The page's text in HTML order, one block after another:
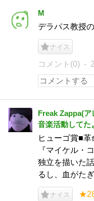
M
デラパス教授
ナイス
コメント(0)
Freak Zappa(
音楽活動してた
ヒューゴ賞■
『マイケル・
独立を描いた
るし、血がた
ナイス